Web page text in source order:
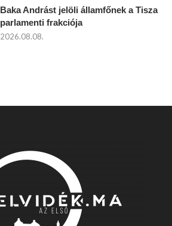
Baka Andrást jelöli államfőnek a Tisza
parlamenti frakciója
2026.08.08.